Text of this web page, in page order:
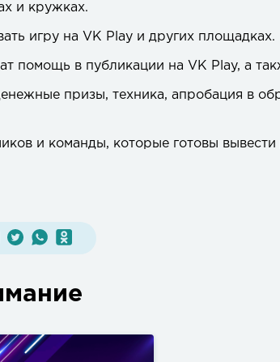
и кружках.
игру на VK Play и других площадках.
помощь в публикации на VK Play, а
призы, техника, апробация в
и команды, которые готовы вывести